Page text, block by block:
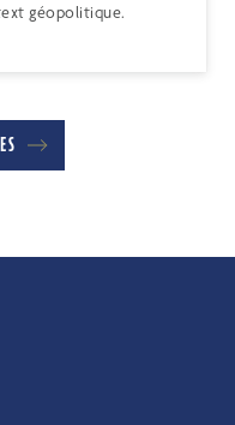
géopolitique.